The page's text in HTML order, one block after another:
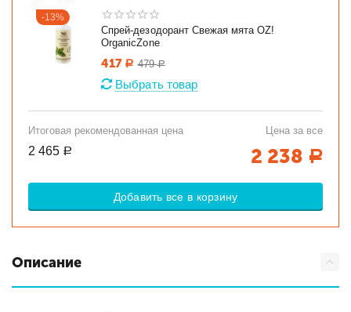
-13%
Спрей-дезодорант Свежая мята OZ!
OrganicZone
417 Р 479 Р
Выбрать товар
Итоговая рекомендованная цена
2 465 Р
Цена за все
2 238 Р
Добавить все в корзину
Описание